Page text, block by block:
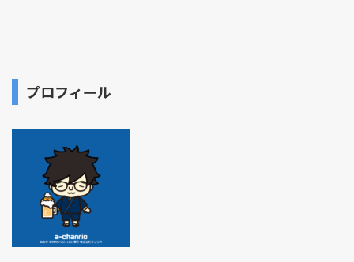
プロフィール